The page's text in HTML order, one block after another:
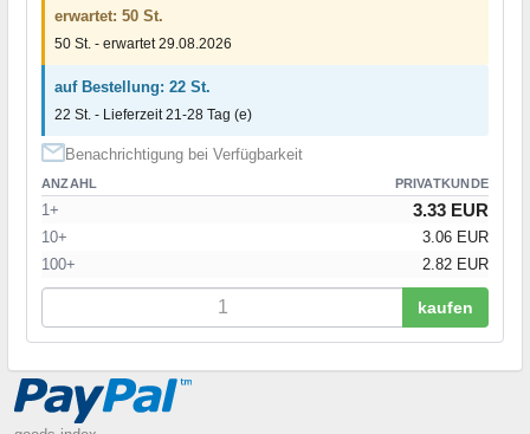
erwartet: 50 St.
50 St. - erwartet 29.08.2026
auf Bestellung: 22 St.
22 St. - Lieferzeit 21-28 Tag (e)
Benachrichtigung bei Verfügbarkeit
ANZAHL PRIVATKUNDE
1+ 3.33 EUR
10+
3.06 EUR
100+
2.82 EUR
kaufen